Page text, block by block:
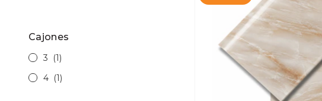
Cajones
3
(1)
4 (1)